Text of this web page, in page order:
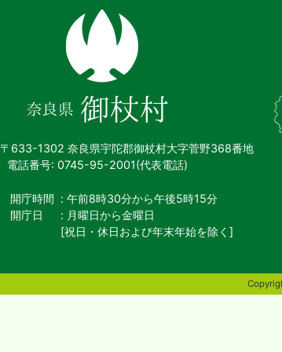
村
〒633-1302 奈良県宇陀郡御杖村大字菅野368番地
電話番号: 0745-95-2001(代表電話)
開庁時間 : 午前8時30分から午後5時15分
開庁日
: 月曜日から金曜日
[祝日・休日および年末年始を除く]
を
記